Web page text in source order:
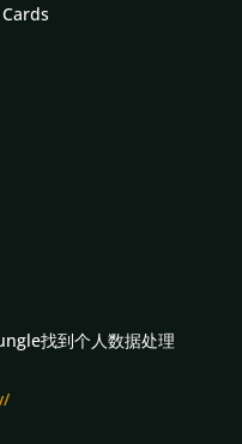
找到个人数据处理